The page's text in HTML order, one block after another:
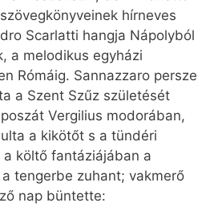
hírneves
Scarlatti hangja Nápolyból
a melodikus egyházi
Rómáig. Sannazzaro persze
a Szent Szűz születését
Vergilius modorában,
a kikötőt s a tündéri
költő fantáziájában a
tengerbe zuhant; vakmerő
nap büntette: